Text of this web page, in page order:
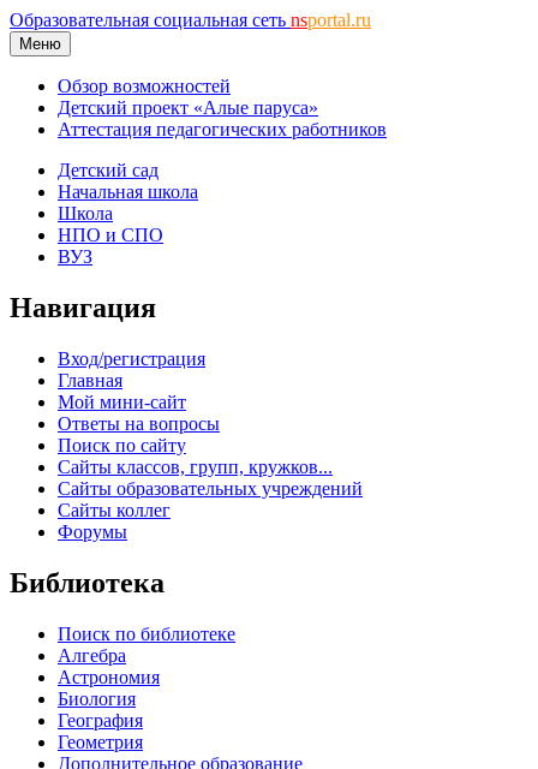
Образовательная социальная сеть nsportal.ru
Меню
Обзор возможностей
Детский проект «Алые паруса»
Аттестация педагогических работников
Детский сад
Начальная школа
Школа
НПО и СПО
ВУЗ
Навигация
Вход/регистрация
Главная
Мой мини-сайт
Ответы на вопросы
Поиск по сайту
Сайты классов, групп, кружков...
Сайты образовательных учреждений
Сайты коллег
Форумы
Библиотека
Поиск по библиотеке
Алгебра
Астрономия
Биология
География
Геометрия
Дополнительное образование